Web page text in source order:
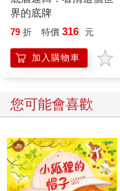
一諾：（環抱靜芳，兩
都是我媽跟我說過的事
行，但是在作品裡我們
面對著她說）芳芳，妳
去，但是一個演員最美
時候。（高舉靜芳的劇
界的底牌
79 折 特價 316 元
加入購物車
您可能會喜歡